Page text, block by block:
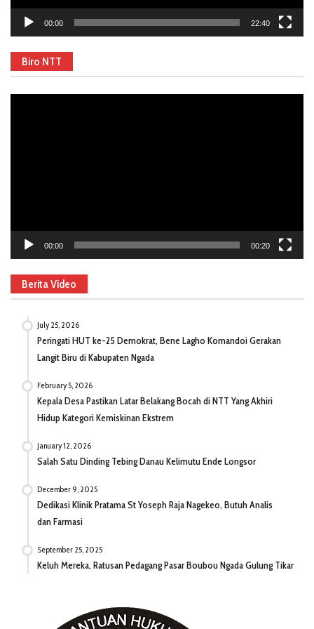
00:00 22:40
Biro NTT
00:00 00:20
Berita Video
July 25, 2026
Peringati HUT ke-25 Demokrat, Bene Lagho Komandoi Gerakan
Langit Biru di Kabupaten Ngada
February 5, 2026
Kepala Desa Pastikan Latar Belakang Bocah di NTT Yang Akhiri
Hidup Kategori Kemiskinan Ekstrem
January 12, 2026
Salah Satu Dinding Tebing Danau Kelimutu Ende Longsor
December 9, 2025
Dedikasi Klinik Pratama St Yoseph Raja Nagekeo, Butuh Analis
dan Farmasi
September 25, 2025
Keluh Mereka, Ratusan Pedagang Pasar Boubou Ngada Gulung Tikar